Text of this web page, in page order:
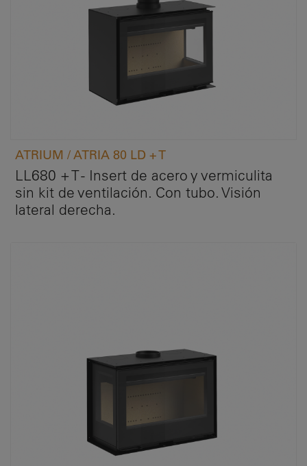
ATRIUM / ATRIA 80 LD + T
LL680 + T - Insert de acero y vermiculita
sin kit de ventilación. Con tubo. Visión
lateral derecha.